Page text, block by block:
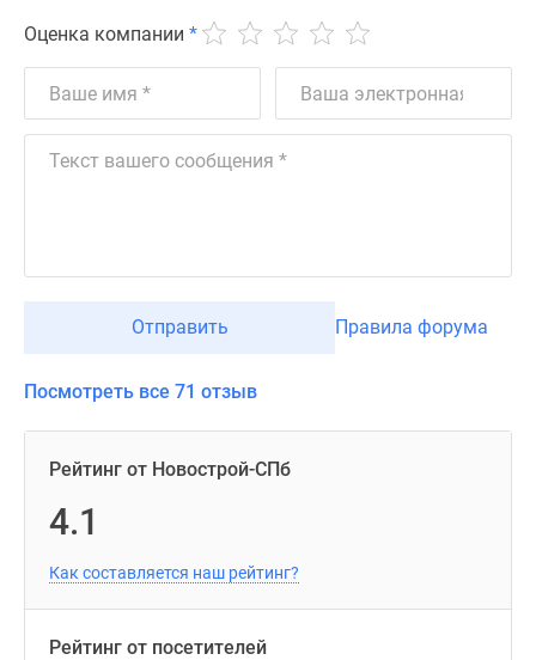
Оценка компании *
Отправить Правила форума
Посмотреть все 71 отзыв
Рейтинг от Новострой-СПб
4.1
Как составляется наш рейтинг?
Рейтинг от посетителей